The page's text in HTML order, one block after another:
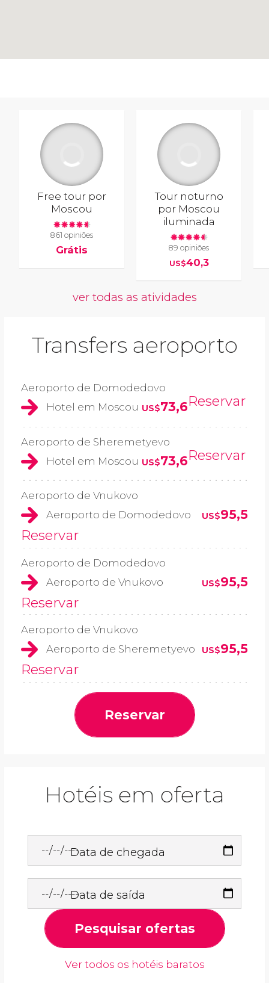
Free tour por
Moscou
861 opiniões
Grátis
Tour noturno
por Moscou
iluminada
89 opiniões
US$40,3
ver todas as atividades
Transfers aeroporto
Aeroporto de Domodedovo
Hotel em Moscou US$73,6Reservar
Aeroporto de Sheremetyevo
Hotel em Moscou US$73,6Reservar
Aeroporto de Vnukovo
Aeroporto de Domodedovo
US$95,5
Reservar
Aeroporto de Domodedovo
Aeroporto de Vnukovo
US$95,5
Reservar
Aeroporto de Vnukovo
Aeroporto de Sheremetyevo
US$95,5
Reservar
Reservar
Hotéis em oferta
Data de chegada
Data de saída
Pesquisar ofertas
Ver todos os hotéis baratos